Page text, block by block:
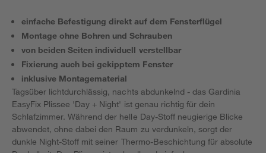
einfache Befestigung direkt auf dem Fensterflügel
Montage ohne Bohren und Schrauben
von beiden Seiten individuell verstellbar
Fixierung auch bei gekipptem Fenster
inklusive Montagematerial
Tagsüber lichtdurchlässig, nachts abdunkelnd - das Gardinia
EasyFix Plissee 'Day + Night' ist genau richtig für dein
Schlafzimmer. Während der helle Day-Stoff neugierige Blicke
abwendet, ohne dabei den Raum zu verdunkeln, sorgt der
dunkle Night-Stoff mit seiner Thermo-Beschichtung für absolute